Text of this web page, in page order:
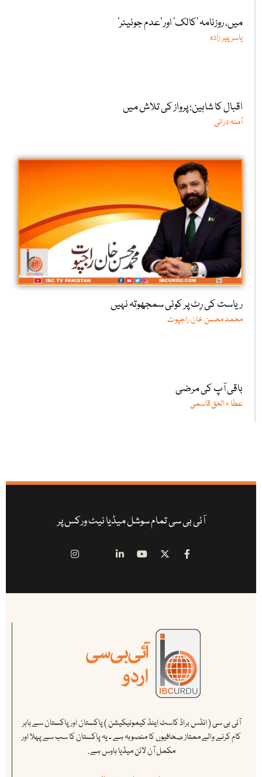
میں، روزنامہ ’کالک‘ اور ’عدم جونیئر‘
یاسر پیر زادہ
اقبال کا شاہین: پرواز کی تلاش میں
آمنہ درانی
ریاست کی رِٹ پر کوئی سمجھوتہ نہیں
محمد محسن خان راجپوت
باقی آپ کی مرضی
عطا ء الحق قاسمی
آئی بی سی تمام سوشل میڈیا نیٹ ورکس پر
آئی بی سی ( انڈس براڈ کاسٹ اینڈ کیمونیکیشن ) پاکستان اور پاکستان سے باہر
کام کرنے والے ممتاز صحافیوں کا منصوبہ ہے ۔ یہ پاکستان کا سب سے پہلا اور
مکمل آن لائن میڈیا ہاوس ہے .